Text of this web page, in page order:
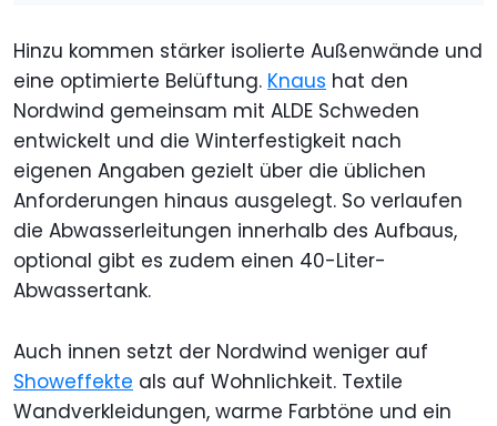
Hinzu kommen stärker isolierte Außenwände und
eine optimierte Belüftung. Knaus hat den
Nordwind gemeinsam mit ALDE Schweden
entwickelt und die Winterfestigkeit nach
eigenen Angaben gezielt über die üblichen
Anforderungen hinaus ausgelegt. So verlaufen
die Abwasserleitungen innerhalb des Aufbaus,
optional gibt es zudem einen 40-Liter-
Abwassertank.
Auch innen setzt der Nordwind weniger auf
Showeffekte als auf Wohnlichkeit. Textile
Wandverkleidungen, warme Farbtöne und ein